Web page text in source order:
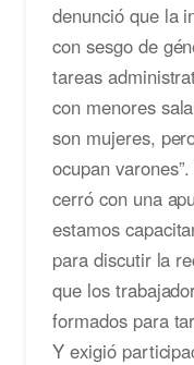
denunció que la
con sesgo de
tareas
con menores
son mujeres,
ocupan
cerró con una
estamos
para discutir la
que los
formados para
Y exigió